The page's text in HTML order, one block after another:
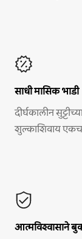
साधी मासिक भाडी
दीर्घकालीन
शुल्काशिवाय
आत्मविश्वासाने